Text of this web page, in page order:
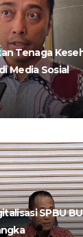
Tenaga
Media Sosial
SPBU